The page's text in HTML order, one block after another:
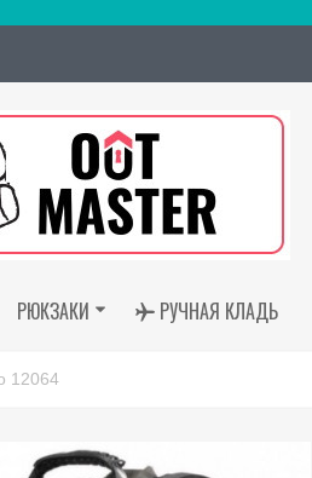
РЮКЗАКИ РУЧНАЯ КЛАДЬ
12064